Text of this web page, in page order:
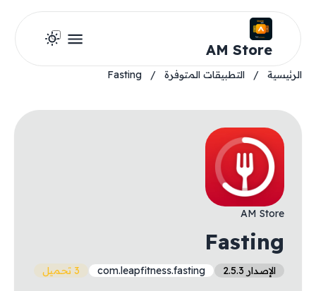
AM Store
الرئيسية / التطبيقات المتوفرة /
Fasting
AM Store
Fasting
الإصدار 2.5.3 com.leapfitness.fasting 3 تحميل